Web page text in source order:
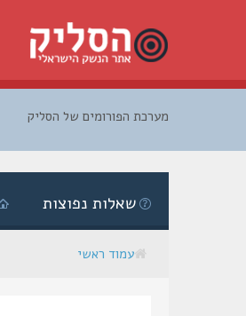
מערכת הפורומים של הסליק
שאלות נפוצות
עמוד ראשי